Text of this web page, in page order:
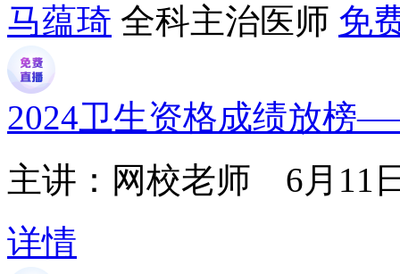
马蕴琦 全科主治医师 免
2024卫生资格成绩放榜
主讲：网校老师 6月11
详情